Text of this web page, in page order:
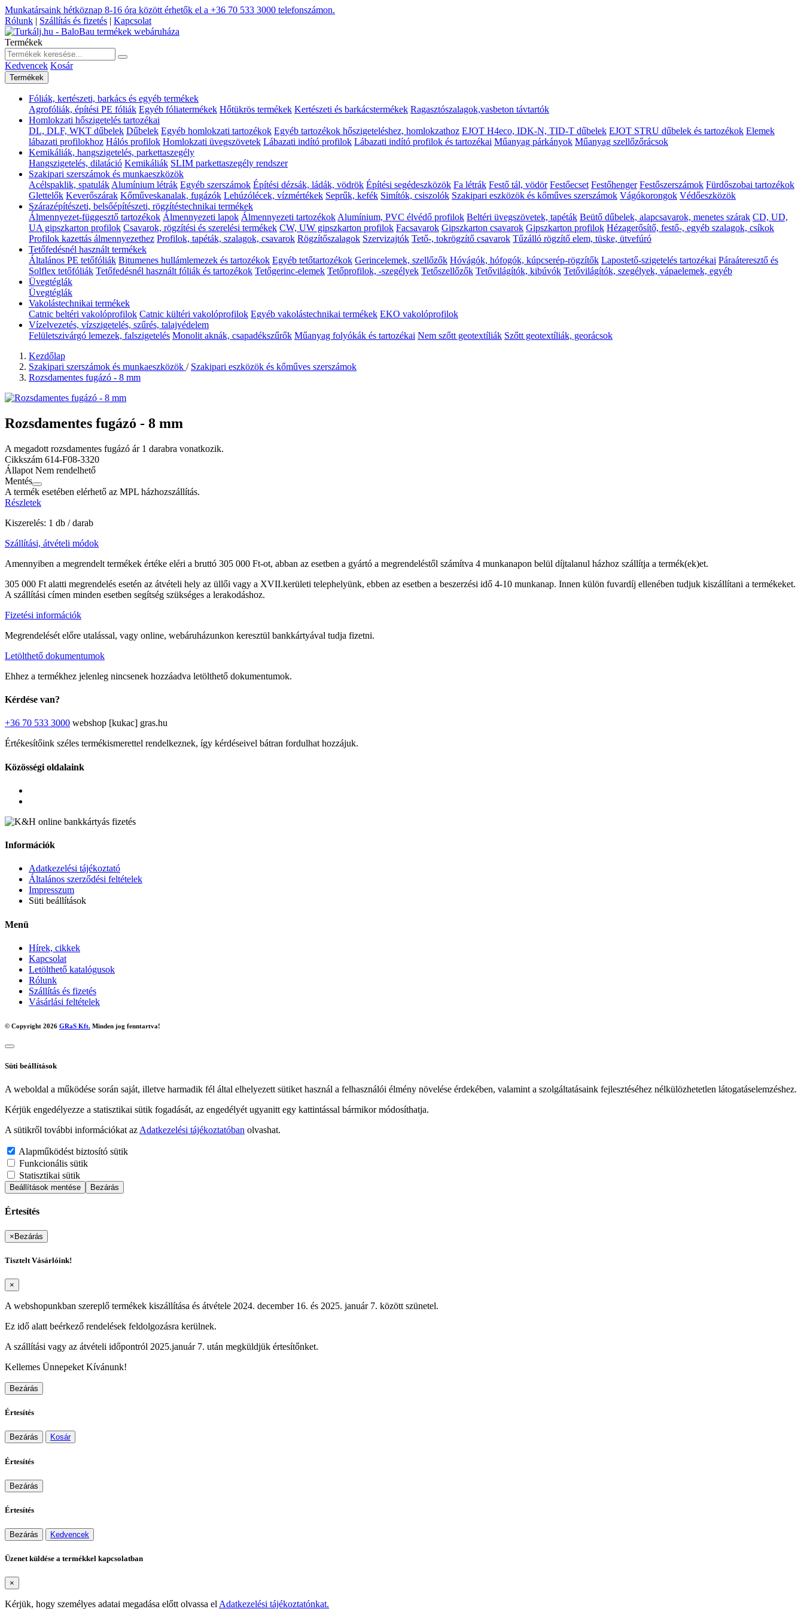
Munkatársaink hétköznap 8-16 óra között érhetők el a +36 70 533 3000 telefonszámon.
Rólunk | Szállítás és fizetés | Kapcsolat
Termékek
Kedvencek Kosár
Termékek
Fóliák, kertészeti, barkács és egyéb termékek
Agrofóliák, építési PE fóliák Egyéb fóliatermékek Hőtükrös termékek Kertészeti és barkácstermékek Ragasztószalagok,vasbeton távtartók
Homlokzati hőszigetelés tartozékai
DL, DLF, WKT dűbelek Dűbelek Egyéb homlokzati tartozékok Egyéb tartozékok hőszigeteléshez, homlokzathoz EJOT H4eco, IDK-N, TID-T dűbelek EJOT STRU dűbelek és tartozékok Elemek
lábazati profilokhoz Hálós profilok Homlokzati üvegszövetek Lábazati indító profilok Lábazati indító profilok és tartozékai Műanyag párkányok Műanyag szellőzőrácsok
Kemikáliák, hangszigetelés, parkettaszegély
Hangszigetelés, dilatáció Kemikáliák SLIM parkettaszegély rendszer
Szakipari szerszámok és munkaeszközök
Acélspaklik, spatulák Alumínium létrák Egyéb szerszámok Építési dézsák, ládák, vödrök Építési segédeszközök Fa létrák Festő tál, vödör Festőecset Festőhenger Festőszerszámok Fürdőszobai tartozékok
Glettelők Keverőszárak Kőműveskanalak, fugázók Lehúzólécek, vízmértékek Seprűk, kefék Simítók, csiszolók Szakipari eszközök és kőműves szerszámok Vágókorongok Védőeszközök
Szárazépítészeti, belsőépítészeti, rögzítéstechnikai termékek
Álmennyezet-függesztő tartozékok Álmennyezeti lapok Álmennyezeti tartozékok Alumínium, PVC élvédő profilok Beltéri üvegszövetek, tapéták Beütő dűbelek, alapcsavarok, menetes szárak CD, UD,
UA gipszkarton profilok Csavarok, rögzítési és szerelési termékek CW, UW gipszkarton profilok Facsavarok Gipszkarton csavarok Gipszkarton profilok Hézagerősítő, festő-, egyéb szalagok, csíkok
Profilok kazettás álmennyezethez Profilok, tapéták, szalagok, csavarok Rögzítőszalagok Szervizajtók Tető-, tokrögzítő csavarok Tűzálló rögzítő elem, tüske, ütvefúró
Tetőfedésnél használt termékek
Általános PE tetőfóliák Bitumenes hullámlemezek és tartozékok Egyéb tetőtartozékok Gerincelemek, szellőzők Hóvágók, hófogók, kúpcserép-rögzítők Lapostető-szigetelés tartozékai Páraáteresztő és
Solflex tetőfóliák Tetőfedésnél használt fóliák és tartozékok Tetőgerinc-elemek Tetőprofilok, -szegélyek Tetőszellőzők Tetővilágítók, kibúvók Tetővilágítók, szegélyek, vápaelemek, egyéb
Üvegtéglák
Üvegtéglák
Vakolástechnikai termékek
Catnic beltéri vakolóprofilok Catnic kültéri vakolóprofilok Egyéb vakolástechnikai termékek EKO vakolóprofilok
Vízelvezetés, vízszigetelés, szűrés, talajvédelem
Felületszivárgó lemezek, falszigetelés Monolit aknák, csapadékszűrők Műanyag folyókák és tartozékai Nem szőtt geotextíliák Szőtt geotextíliák, georácsok
Kezdőlap
Szakipari szerszámok és munkaeszközök / Szakipari eszközök és kőműves szerszámok
Rozsdamentes fugázó - 8 mm
Rozsdamentes fugázó - 8 mm
A megadott rozsdamentes fugázó ár 1 darabra vonatkozik.
Cikkszám 614-F08-3320
Állapot Nem rendelhető
Mentés
A termék esetében elérhető az MPL házhozszállítás.
Részletek
Kiszerelés: 1 db / darab
Szállítási, átvételi módok
Amennyiben a megrendelt termékek értéke eléri a bruttó 305 000 Ft-ot, abban az esetben a gyártó a megrendeléstől számítva 4 munkanapon belül díjtalanul házhoz szállítja a termék(ek)et.
305 000 Ft alatti megrendelés esetén az átvételi hely az üllői vagy a XVII.kerületi telephelyünk, ebben az esetben a beszerzési idő 4-10 munkanap. Innen külön fuvardíj ellenében tudjuk kiszállítani a termékeket.
A szállítási címen minden esetben segítség szükséges a lerakodáshoz.
Fizetési információk
Megrendelését előre utalással, vagy online, webáruházunkon keresztül bankkártyával tudja fizetni.
Letölthető dokumentumok
Ehhez a termékhez jelenleg nincsenek hozzáadva letölthető dokumentumok.
Kérdése van?
+36 70 533 3000 webshop [kukac] gras.hu
Értékesítőink széles termékismerettel rendelkeznek, így kérdéseivel bátran fordulhat hozzájuk.
Közösségi oldalaink
Információk
Adatkezelési tájékoztató
Általános szerződési feltételek
Impresszum
Süti beállítások
Menü
Hírek, cikkek
Kapcsolat
Letölthető katalógusok
Rólunk
Szállítás és fizetés
Vásárlási feltételek
© Copyright 2026 GRaS Kft. Minden jog fenntartva!
Süti beállítások
A weboldal a működése során saját, illetve harmadik fél által elhelyezett sütiket használ a felhasználói élmény növelése érdekében, valamint a szolgáltatásaink fejlesztéséhez nélkülözhetetlen látogatáselemzéshez.
Kérjük engedélyezze a statisztikai sütik fogadását, az engedélyét ugyanitt egy kattintással bármikor módosíthatja.
A sütikről további információkat az Adatkezelési tájékoztatóban olvashat.
Alapműködést biztosító sütik
Funkcionális sütik
Statisztikai sütik
Beállítások mentése Bezárás
Értesítés
× Bezárás
Tisztelt Vásárlóink!
×
A webshopunkban szereplő termékek kiszállítása és átvétele 2024. december 16. és 2025. január 7. között szünetel.
Ez idő alatt beérkező rendelések feldolgozásra kerülnek.
A szállítási vagy az átvételi időpontról 2025.január 7. után megküldjük értesítőnket.
Kellemes Ünnepeket Kívánunk!
Bezárás
Értesítés
Bezárás Kosár
Értesítés
Bezárás
Értesítés
Bezárás Kedvencek
Üzenet küldése a termékkel kapcsolatban
×
Kérjük, hogy személyes adatai megadása előtt olvassa elAdatkezelési tájékoztatónkat.